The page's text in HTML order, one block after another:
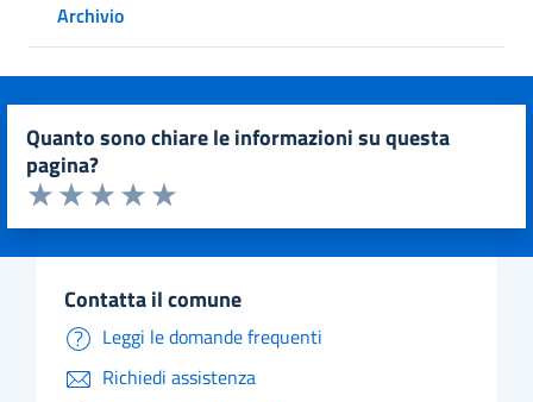
Archivio
quanto sono chiare le informazioni su questa
pagina?
Valuta da 1 a 5 stelle la pagina
Valuta 5 stelle su 5
Valuta 4 stelle su 5
Valuta 3 stelle su 5
Valuta 2 stelle su 5
Valuta 1 stelle su 5
contatta il comune
Leggi le domande frequenti
Richiedi assistenza